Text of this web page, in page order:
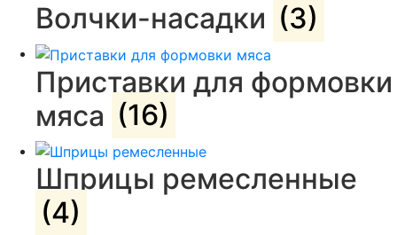
Волчки-насадки (3)
Приставки для формовки
мяса (16)
Шприцы ремесленные
(4)